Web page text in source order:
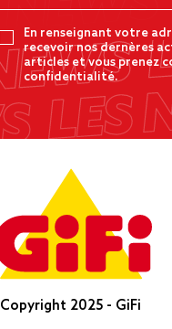
En renseignant votre
recevoir nos dernères
articles et vous prenez
confidentialité.
Copyright 2025 - GiFi